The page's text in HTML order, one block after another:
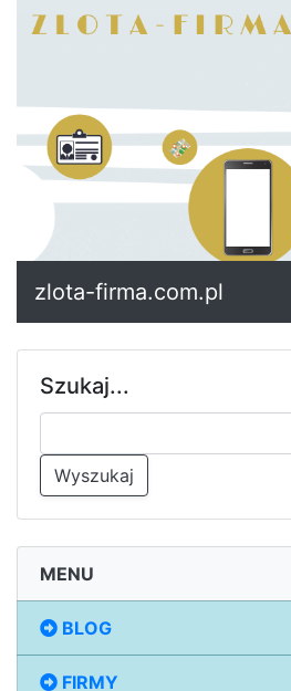
zlota-firma.com.pl
Szukaj...
Wyszukaj
MENU
BLOG
FIRMY